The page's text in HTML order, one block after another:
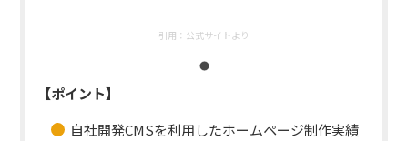
引用： 公式サイトより
【ポイント】
自社開発CMSを利用したホームページ制作実績